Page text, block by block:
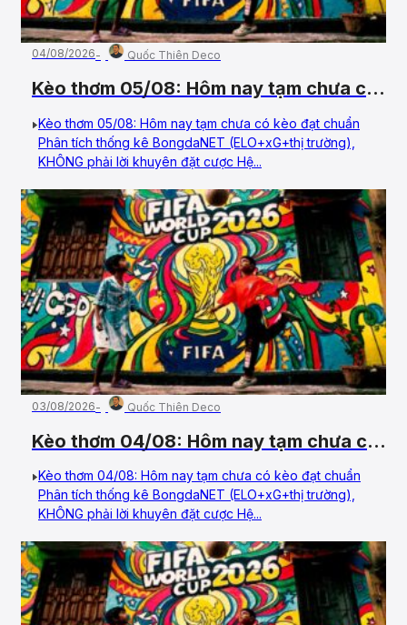
04/08/2026 Quốc Thiên Deco
Kèo thơm 05/08: Hôm nay tạm chưa có
Kèo thơm 05/08: Hôm nay tạm chưa có kèo đạt chuẩn
Phân tích thống kê BongdaNET (ELO+xG+thị trường),
KHÔNG phải lời khuyên đặt cược Hệ...
03/08/2026 Quốc Thiên Deco
Kèo thơm 04/08: Hôm nay tạm chưa có
Kèo thơm 04/08: Hôm nay tạm chưa có kèo đạt chuẩn
Phân tích thống kê BongdaNET (ELO+xG+thị trường),
KHÔNG phải lời khuyên đặt cược Hệ...